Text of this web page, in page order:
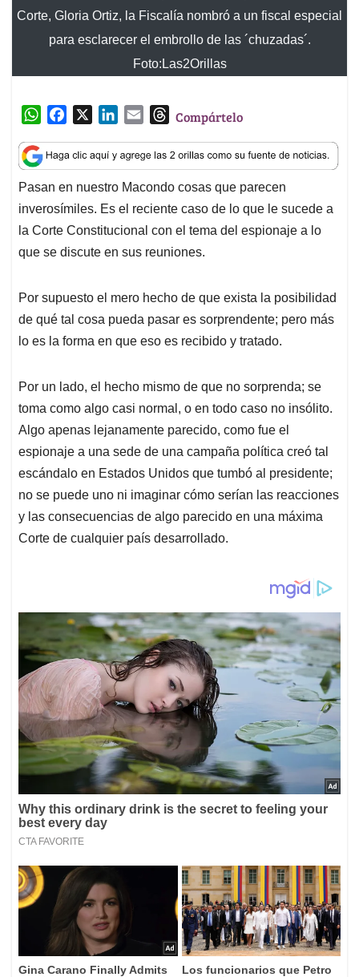
Corte, Gloria Ortiz, la Fiscalía nombró a un fiscal especial
para esclarecer el embrollo de las ´chuzadas´.
Foto:Las2Orillas
W
a
t
s
A
p
p
c
e
b
o
o
k
n
k
e
d
I
n
a
i
l
T
r
e
a
d
s
Compártelo
Pasan en nuestro Macondo cosas que parecen
inverosímiles. Es el reciente caso de lo que le sucede a
la Corte Constitucional con el tema del espionaje a lo
que se discute en sus reuniones.
Por supuesto el mero hecho de que exista la posibilidad
de qué tal cosa pueda pasar es sorprendente; pero más
lo es la forma en que eso es recibido y tratado.
Por un lado, el hecho mismo de que no sorprenda; se
toma como algo casi normal, o en todo caso no insólito.
Algo apenas lejanamente parecido, como fue el
espionaje a una sede de una campaña política creó tal
escándalo en Estados Unidos que tumbó al presidente;
no se puede uno ni imaginar cómo serían las reacciones
y las consecuencias de algo parecido en una máxima
Corte de cualquier país desarrollado.